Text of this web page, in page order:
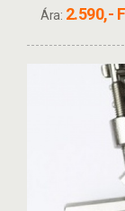
Ára: 2.590,-